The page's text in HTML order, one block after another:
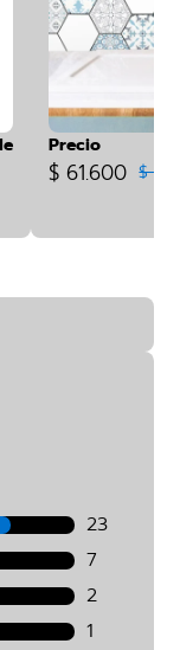
Precio
$ 61.600 $
23
7
2
1